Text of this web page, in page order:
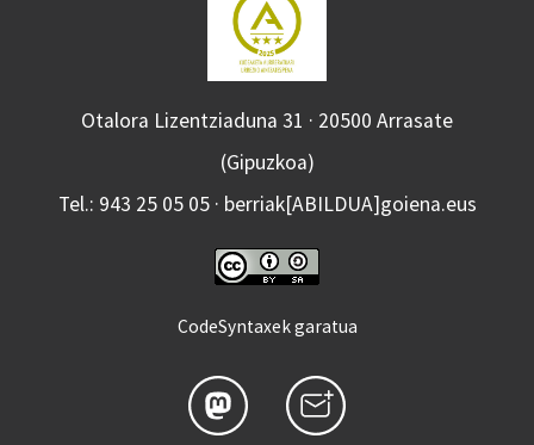
Otalora Lizentziaduna 31 · 20500 Arrasate
(Gipuzkoa)
Tel.: 943 25 05 05 · berriak[ABILDUA]goiena.eus
CodeSyntaxek garatua